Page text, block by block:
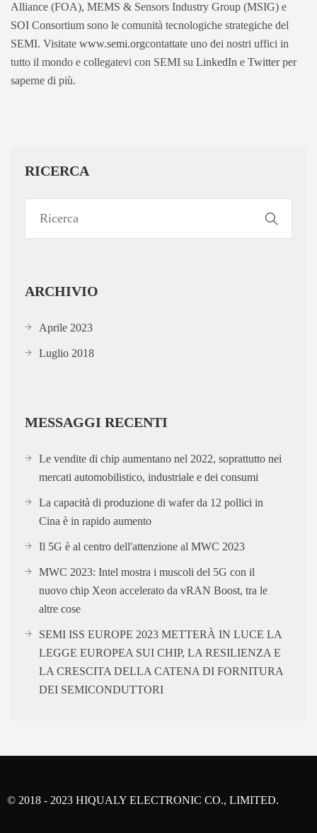
Alliance (FOA), MEMS & Sensors Industry Group (MSIG) e
SOI Consortium sono le comunità tecnologiche strategiche del
SEMI. Visitate www.semi.orgcontattate uno dei nostri uffici in
tutto il mondo e collegatevi con SEMI su LinkedIn e Twitterper
saperne di più.
RICERCA
ARCHIVIO
Aprile 2023
Luglio 2018
MESSAGGI RECENTI
Le vendite di chip aumentano nel 2022, soprattutto nei
mercati automobilistico, industriale e dei consumi
La capacità di produzione di wafer da 12 pollici in
Cina è in rapido aumento
Il 5G è al centro dell'attenzione al MWC 2023
MWC 2023: Intel mostra i muscoli del 5G con il
nuovo chip Xeon accelerato da vRAN Boost, tra le
altre cose
SEMI ISS EUROPE 2023 METTERÀ IN LUCE LA
LEGGE EUROPEA SUI CHIP, LA RESILIENZA E
LA CRESCITA DELLA CATENA DI FORNITURA
DEI SEMICONDUTTORI
© 2018 - 2023 HIQUALY ELECTRONIC CO., LIMITED.